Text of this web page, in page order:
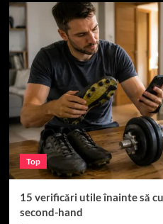
Top
15 verificări utile înainte să
second-hand